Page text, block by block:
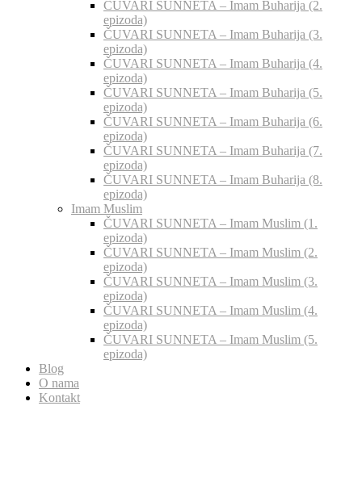
ČUVARI SUNNETA – Imam Buharija (2.
epizoda)
ČUVARI SUNNETA – Imam Buharija (3.
epizoda)
ČUVARI SUNNETA – Imam Buharija (4.
epizoda)
ČUVARI SUNNETA – Imam Buharija (5.
epizoda)
ČUVARI SUNNETA – Imam Buharija (6.
epizoda)
ČUVARI SUNNETA – Imam Buharija (7.
epizoda)
ČUVARI SUNNETA – Imam Buharija (8.
epizoda)
Imam Muslim
ČUVARI SUNNETA – Imam Muslim (1.
epizoda)
ČUVARI SUNNETA – Imam Muslim (2.
epizoda)
ČUVARI SUNNETA – Imam Muslim (3.
epizoda)
ČUVARI SUNNETA – Imam Muslim (4.
epizoda)
ČUVARI SUNNETA – Imam Muslim (5.
epizoda)
Blog
O nama
Kontakt